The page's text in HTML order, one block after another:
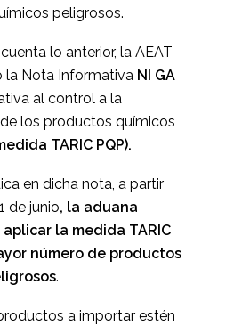
peligrosos.
lo anterior, la AEAT
la Nota Informativa NI GA
al control a la
los productos químicos
TARIC PQP).
en dicha nota, a partir
de junio, la aduana
la medida TARIC
número de productos
.
a importar estén